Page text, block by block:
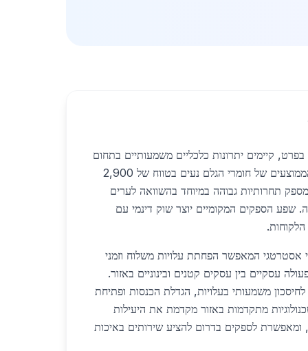
קיימים יתרונות כלכליים משמעותיים בתחום
הברזל לפי משקל. המחירים הממוצעים של חומרי הגלם נעים בטווח של 2,900
שמספק תחרותיות גבוהה במיוחד בהשוואה לערים
שפע הספקים המקומיים יוצר שוק דינמי עם
אסטרטגי המאפשר הפחתת עלויות משלוח וזמני
עסקיים בין עסקים קטנים ובינוניים באזור.
משמעותי בעלויות, הגדלת הכנסות ופתיחת
מתקדמות באזור מקדמת את היעילות
ומאפשרת לספקים בדרום להציע שירותים באיכות